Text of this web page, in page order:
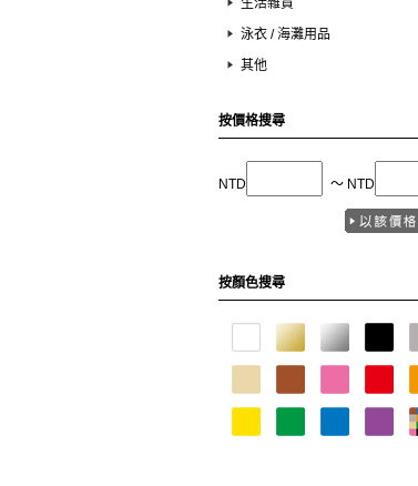
生活雜貨
泳衣 / 海灘用品
其他
按價格搜尋
NTD 〜 NTD
按顏色搜尋